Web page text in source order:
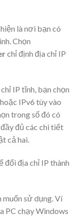
là nơi bạn có
Chọn
chỉ định địa chỉ IP
IP tĩnh, bạn chọn
IPv6 tùy vào
trong số đó có
đủ các chi tiết
cả hai.
đổi địa chỉ IP thành
muốn sử dụng. Ví
PC chạy Windows